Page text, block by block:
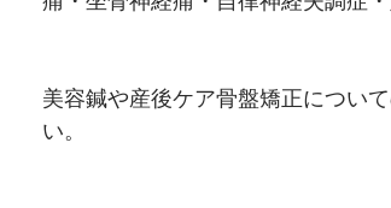
美容鍼や産後ケア骨盤矯正につい
い。